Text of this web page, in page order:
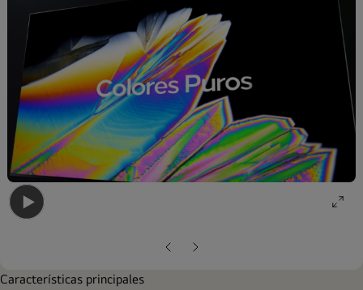
Diapositiva
Siguiente
Características principales